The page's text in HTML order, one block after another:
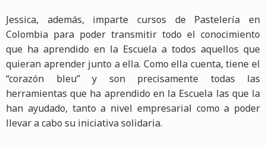
Jessica, además, imparte cursos de Pastelería en
Colombia para poder transmitir todo el conocimiento
que ha aprendido en la Escuela a todos aquellos que
quieran aprender junto a ella. Como ella cuenta, tiene el
“corazón bleu” y son precisamente todas las
herramientas que ha aprendido en la Escuela las que la
han ayudado, tanto a nivel empresarial como a poder
llevar a cabo su iniciativa solidaria.